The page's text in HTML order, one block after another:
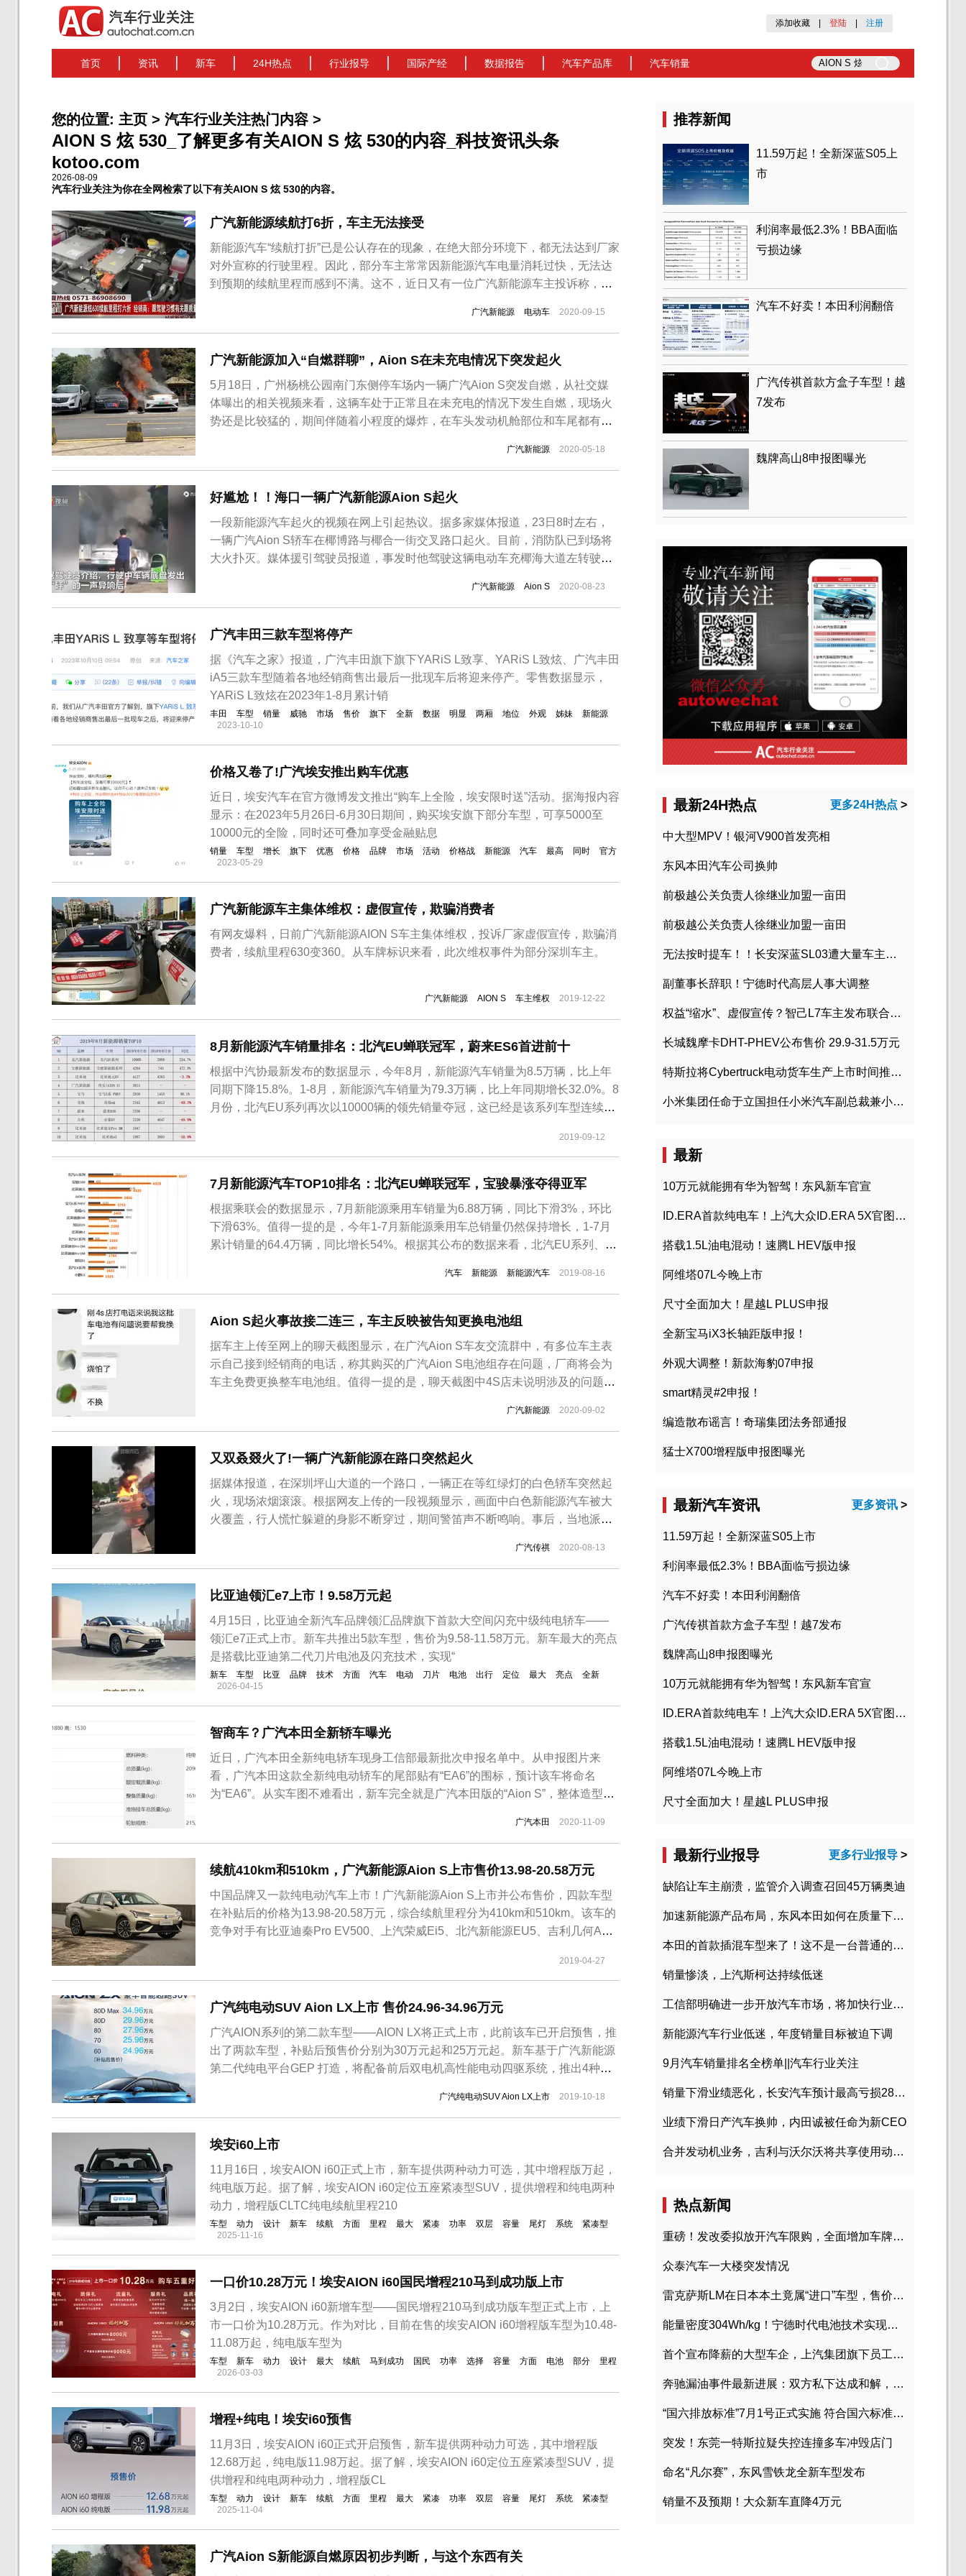
添加收藏 登陆 注册
首页 资讯 新车 24H热点 行业报导 国际产经 数据报告 汽车产品库 汽车销量
您的位置: 主页 > 汽车行业关注热门内容 >
AION S 炫 530_了解更多有关AION S 炫 530的内容_科技资讯头条
kotoo.com
2026-08-09
汽车行业关注为你在全网检索了以下有关AION S 炫 530的内容。
广汽新能源续航打6折，车主无法接受
新能源汽车“续航打折”已是公认存在的现象，在绝大部分环境下，都无法达到厂家
对外宣称的行驶里程。因此，部分车主常常因新能源汽车电量消耗过快，无法达
到预期的续航里程而感到不满。这不，近日又有一位广汽新能源车主投诉称，其
能源Aion S炫630，在湖州开网约车。该车在厂家方面的宣传里，续航里程可达
510公里，但是程先生反映经常开...
广汽新能源 电动车 2020-09-15
广汽新能源加入“自燃群聊”，Aion S在未充电情况下突发起火
5月18日，广州杨桃公园南门东侧停车场内一辆广汽Aion S突发自燃，从社交媒
体曝出的相关视频来看，这辆车处于正常且在未充电的情况下发生自燃，现场火
势还是比较猛的，期间伴随着小程度的爆炸，在车头发动机舱部位和车尾都有可
迪A6L，由于停靠得太近，在Aion S发生自燃后，这辆奥迪也出现了起火。从现
场的视频来看，这辆车是如祺出...
广汽新能源 2020-05-18
好尴尬！！海口一辆广汽新能源Aion S起火
一段新能源汽车起火的视频在网上引起热议。据多家媒体报道，23日8时左右，
一辆广汽Aion S轿车在椰博路与椰合一街交叉路口起火。目前，消防队已到场将
大火扑灭。媒体援引驾驶员报道，事发时他驾驶这辆电动车充椰海大道左转驶上
示车辆故障，同时车辆开始冒烟，随即起火燃烧起来。根据现场的图片来看，火
势之大几乎将整辆车覆盖。驾驶员试图用灭...
广汽新能源 Aion S 2020-08-23
广汽丰田三款车型将停产
据《汽车之家》报道，广汽丰田旗下旗下YARiS L致享、YARiS L致炫、广汽丰田
iA5三款车型随着各地经销商售出最后一批现车后将迎来停产。零售数据显示，
YARiS L致炫在2023年1-8月累计销
丰田 车型 销量 威驰 市场 售价 旗下 全新 数据 明显 两厢 地位 外观 姊妹
新能源
2023-10-10
价格又卷了!广汽埃安推出购车优惠
近日，埃安汽车在官方微博发文推出“购车上全险，埃安限时送”活动。据海报内容
显示：在2023年5月26日-6月30日期间，购买埃安旗下部分车型，可享5000至
10000元的全险，同时还可叠加享受金融贴息
销量 车型 增长 旗下 优惠 价格 品牌 市场 活动 价格战 新能源 汽车 最高 同时
官方
2023-05-29
广汽新能源车主集体维权：虚假宣传，欺骗消费者
有网友爆料，日前广汽新能源AION S车主集体维权，投诉厂家虚假宣传，欺骗消
费者，续航里程630变360。从车牌标识来看，此次维权事件为部分深圳车主。
广汽新能源 AION S 车主维权 2019-12-22
8月新能源汽车销量排名：北汽EU蝉联冠军，蔚来ES6首进前十
根据中汽协最新发布的数据显示，今年8月，新能源汽车销量为8.5万辆，比上年
同期下降15.8%。1-8月，新能源汽车销量为79.3万辆，比上年同期增长32.0%。8
月份，北汽EU系列再次以10000辆的领先销量夺冠，这已经是该系列车型连续第
而比亚迪元EV则退居第三，广汽新能源AION S仍以3815辆的成绩排在了第四
位。此外，相...
2019-09-12
7月新能源汽车TOP10排名：北汽EU蝉联冠军，宝骏暴涨夺得亚军
根据乘联会的数据显示，7月新能源乘用车销量为6.88万辆，同比下滑3%，环比
下滑63%。值得一提的是，今年1-7月新能源乘用车总销量仍然保持增长，1-7月
累计销量的64.4万辆，同比增长54%。根据其公布的数据来看，北汽EU系列、广
3406辆和2100辆。另外，北汽EU系列更是凭借8937辆的优异销量成绩，夺得7
月新...
汽车 新能源 新能源汽车 2019-08-16
Aion S起火事故接二连三，车主反映被告知更换电池组
据车主上传至网上的聊天截图显示，在广汽Aion S车友交流群中，有多位车主表
示自己接到经销商的电话，称其购买的广汽Aion S电池组存在问题，厂商将会为
车主免费更换整车电池组。值得一提的是，聊天截图中4S店未说明涉及的问题车
发生的多起Aion S起火事故有关，厂家此举旨在提升车辆安全性，避免更多起火
事故的发生。Aion S起火最...
广汽新能源 2020-09-02
又双叒叕火了!一辆广汽新能源在路口突然起火
据媒体报道，在深圳坪山大道的一个路口，一辆正在等红绿灯的白色轿车突然起
火，现场浓烟滚滚。根据网友上传的一段视频显示，画面中白色新能源汽车被大
火覆盖，行人慌忙躲避的身影不断穿过，期间警笛声不断鸣响。事后，当地派出
因目前还尚且未知，疑似自燃，所幸该事件没有造成人员伤亡。目前起火原因还
无从所知，不过可以判断的是，这起事故很大程度不是因...
广汽传祺 2020-08-13
比亚迪领汇e7上市！9.58万元起
4月15日，比亚迪全新汽车品牌领汇品牌旗下首款大空间闪充中级纯电轿车——
领汇e7正式上市。新车共推出5款车型，售价为9.58-11.58万元。新车最大的亮点
是搭载比亚迪第二代刀片电池及闪充技术，实现“
新车 车型 比亚 品牌 技术 方面 汽车 电动 刀片 电池 出行 定位 最大 亮点
全新
2026-04-15
智商车？广汽本田全新轿车曝光
近日，广汽本田全新纯电轿车现身工信部最新批次申报名单中。从申报图片来
看，广汽本田这款全新纯电动轿车的尾部贴有“EA6”的围标，预计该车将命名
为“EA6”。从实车图不难看出，新车完全就是广汽本田版的“Aion S”，整体造型借
变，保留了电动汽车标配的封闭式进气格栅。值得一提的是，虽然申报信息显示
的是广汽本田，但是车头车尾均悬...
广汽本田 2020-11-09
续航410km和510km，广汽新能源Aion S上市售价13.98-20.58万元
中国品牌又一款纯电动汽车上市！广汽新能源Aion S上市并公布售价，四款车型
在补贴后的价格为13.98-20.58万元，综合续航里程分为410km和510km。该车的
竞争对手有比亚迪秦Pro EV500、上汽荣威Ei5、北汽新能源EU5、吉利几何A
代纯电动平台GEP下打造而来，整体造型中规中矩，没有特别突出的地方，大灯
造型...
2019-04-27
广汽纯电动SUV Aion LX上市 售价24.96-34.96万元
广汽AION系列的第二款车型——AION LX将正式上市，此前该车已开启预售，推
出了两款车型，补贴后预售价分别为30万元起和25万元起。新车基于广汽新能源
第二代纯电平台GEP 打造，将配备前后双电机高性能电动四驱系统，推出4种不
方面，AION LX采用大量家族式设计元素，采用“穿云箭”贯穿车标连接左右大灯的
装饰板...
广汽纯电动SUV Aion LX上市 2019-10-18
埃安i60上市
11月16日，埃安AION i60正式上市，新车提供两种动力可选，其中增程版万起，
纯电版万起。据了解，埃安AION i60定位五座紧凑型SUV，提供增程和纯电两种
动力，增程版CLTC纯电续航里程210
车型 动力 设计 新车 续航 方面 里程 最大 紧凑 功率 双层 容量 尾灯 系统
紧凑型
2025-11-16
一口价10.28万元！埃安AION i60国民增程210马到成功版上市
3月2日，埃安AION i60新增车型——国民增程210马到成功版车型正式上市，上
市一口价为10.28万元。作为对比，目前在售的埃安AION i60增程版车型为10.48-
11.08万起，纯电版车型为
车型 新车 动力 设计 最大 续航 马到成功 国民 功率 选择 容量 方面 电池 部分
里程
2026-03-03
增程+纯电！埃安i60预售
11月3日，埃安AION i60正式开启预售，新车提供两种动力可选，其中增程版
12.68万起，纯电版11.98万起。据了解，埃安AION i60定位五座紧凑型SUV，提
供增程和纯电两种动力，增程版CL
车型 动力 设计 新车 续航 方面 里程 最大 紧凑 功率 双层 容量 尾灯 系统
紧凑型
2025-11-04
广汽Aion S新能源自燃原因初步判断，与这个东西有关
推荐新闻
11.59万起！全新深蓝S05上
市
利润率最低2.3%！BBA面临
亏损边缘
汽车不好卖！本田利润翻倍
广汽传祺首款方盒子车型！越
7发布
魏牌高山8申报图曝光
最新24H热点 更多24H热点 >
中大型MPV！银河V900首发亮相
东风本田汽车公司换帅
前极越公关负责人徐继业加盟一亩田
前极越公关负责人徐继业加盟一亩田
无法按时提车！！长安深蓝SL03遭大量车主投诉
副董事长辞职！宁德时代高层人事大调整
权益“缩水”、虚假宣传？智己L7车主发布联合维权声明
长城魏摩卡DHT-PHEV公布售价 29.9-31.5万元
特斯拉将Cybertruck电动货车生产上市时间推迟到2023年初
小米集团任命于立国担任小米汽车副总裁兼小米汽车北京总部政委
最新
10万元就能拥有华为智驾！东风新车官宣
ID.ERA首款纯电车！上汽大众ID.ERA 5X官图发布
搭载1.5L油电混动！速腾L HEV版申报
阿维塔07L今晚上市
尺寸全面加大！星越L PLUS申报
全新宝马iX3长轴距版申报！
外观大调整！新款海豹07申报
smart精灵#2申报！
编造散布谣言！奇瑞集团法务部通报
猛士X700增程版申报图曝光
最新汽车资讯 更多资讯 >
11.59万起！全新深蓝S05上市
利润率最低2.3%！BBA面临亏损边缘
汽车不好卖！本田利润翻倍
广汽传祺首款方盒子车型！越7发布
魏牌高山8申报图曝光
10万元就能拥有华为智驾！东风新车官宣
ID.ERA首款纯电车！上汽大众ID.ERA 5X官图发布
搭载1.5L油电混动！速腾L HEV版申报
阿维塔07L今晚上市
尺寸全面加大！星越L PLUS申报
最新行业报导 更多行业报导 >
缺陷让车主崩溃，监管介入调查召回45万辆奥迪
加速新能源产品布局，东风本田如何在质量下转型？
本田的首款插混车型来了！这不是一台普通的CR-V
销量惨淡，上汽斯柯达持续低迷
工信部明确进一步开放汽车市场，将加快行业兼并重组
新能源汽车行业低迷，年度销量目标被迫下调
9月汽车销量排名全榜单||汽车行业关注
销量下滑业绩恶化，长安汽车预计最高亏损28亿元
业绩下滑日产汽车换帅，内田诚被任命为新CEO
合并发动机业务，吉利与沃尔沃将共享使用动力总成
热点新闻
重磅！发改委拟放开汽车限购，全面增加车牌指标
众泰汽车一大楼突发情况
雷克萨斯LM在日本本土竟属“进口”车型，售价2580万日元
能量密度304Wh/kg！宁德时代电池技术实现突破
首个宣布降薪的大型车企，上汽集团旗下员工降薪文件曝光
奔驰漏油事件最新进展：双方私下达成和解，工商已介入调查
“国六排放标准”7月1号正式实施 符合国六标准车型目录一览
突发！东莞一特斯拉疑失控连撞多车冲毁店门
命名“凡尔赛”，东风雪铁龙全新车型发布
销量不及预期！大众新车直降4万元